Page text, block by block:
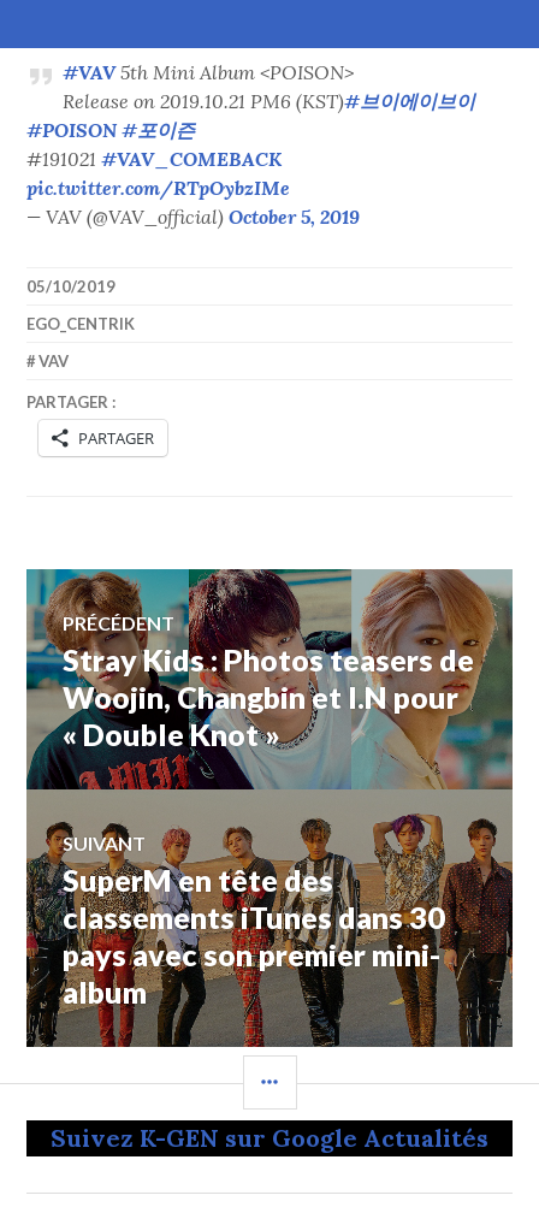
#VAV5th Mini Album <POISON>
Release on 2019.10.21 PM6 (KST)#브이에이브이
#POISON #포이즌
#191021#VAV_COMEBACK
pic.twitter.com/RTpOybzIMe
— VAV (@VAV_official)October 5, 2019
05/10/2019
EGO_CENTRIK
VAV
PARTAGER :
PARTAGER
Navigation
de
l’article
PRÉCÉDENT
Article
précédent :
Stray Kids : Photos teasers de
Woojin, Changbin et I.N pour
« Double Knot »
SUIVANT
Article
Suivant:
SuperM en tête des
classements iTunes dans 30
pays avec son premier mini-
album
LATÉRALE
Suivez K-GEN sur Google Actualités